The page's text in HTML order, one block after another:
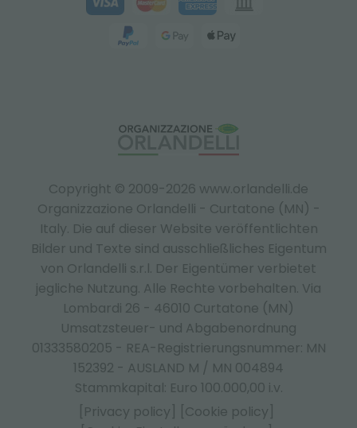
Copyright © 2009-2026 www.orlandelli.de
Organizzazione Orlandelli - Curtatone (MN) -
Italy. Die auf dieser Website veröffentlichten
Bilder und Texte sind ausschließliches Eigentum
von Orlandelli s.r.l. Der Eigentümer verbietet
jegliche Nutzung. Alle Rechte vorbehalten. Via
Lombardi 26 - 46010 Curtatone (MN)
Umsatzsteuer- und Abgabenordnung
01333580205 - REA-Registrierungsnummer: MN
152392 - AUSLAND M / MN 004894
Stammkapital: Euro 100.000,00 i.v.
[Privacy policy]
[Cookie policy]